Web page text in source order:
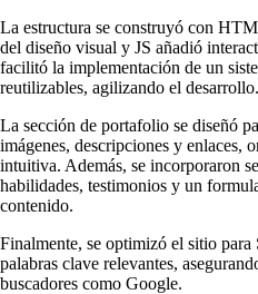
La estructura se construyó con
del diseño visual y JS añadió
facilitó la implementación de un
reutilizables, agilizando el desarrollo.
La sección de portafolio se diseñó
imágenes, descripciones y enlaces,
intuitiva. Además, se incorporaron
habilidades, testimonios y un
contenido.
Finalmente, se optimizó el sitio para
palabras clave relevantes,
buscadores como Google.